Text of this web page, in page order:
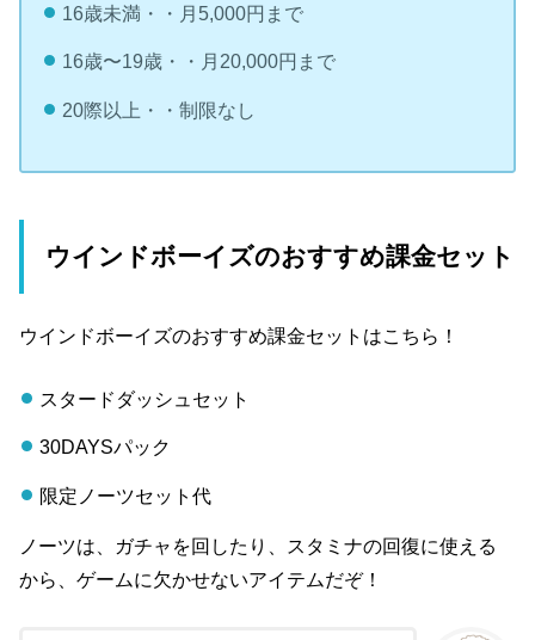
16歳未満・・月5,000円まで
16歳〜19歳・・月20,000円まで
20際以上・・制限なし
ウインドボーイズのおすすめ課金セット
ウインドボーイズのおすすめ課金セットはこちら！
スタードダッシュセット
30DAYSパック
限定ノーツセット代
ノーツは、ガチャを回したり、スタミナの回復に使える
から、ゲームに欠かせないアイテムだぞ！